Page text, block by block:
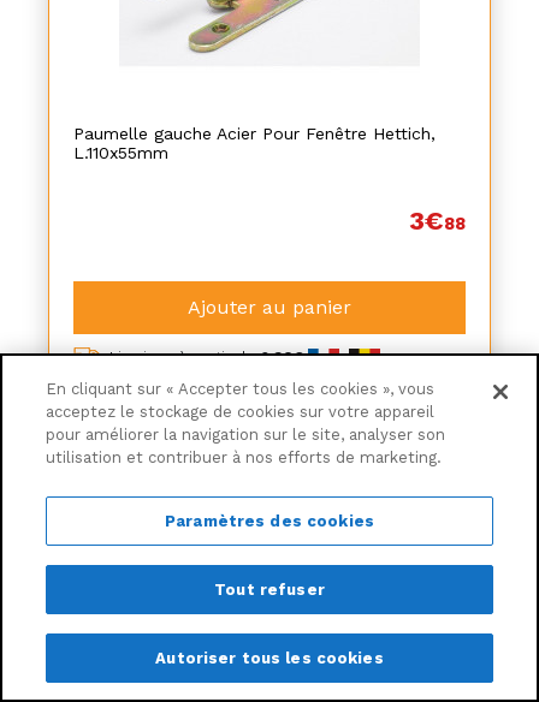
Paumelle gauche Acier Pour Fenêtre Hettich,
L.110x55mm
3€88
Ajouter au panier
Livraison à partir de6,30€
En cliquant sur « Accepter tous les cookies », vous
acceptez le stockage de cookies sur votre appareil
pour améliorer la navigation sur le site, analyser son
utilisation et contribuer à nos efforts de marketing.
Paramètres des cookies
Tout refuser
Autoriser tous les cookies